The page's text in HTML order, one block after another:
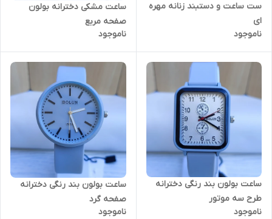
ست ساعت و دستبند زنانه مهره
ای
ناموجود
ساعت مشکی دخترانه بولون
صفحه مربع
ناموجود
ساعت بولون بند رنگی دخترانه
طرح سه موتور
ناموجود
ساعت بولون بند رنگی دخترانه
صفحه گرد
ناموجود